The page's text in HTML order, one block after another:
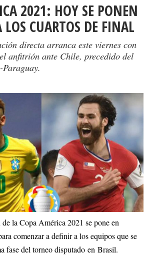
2021: HOY SE PONEN
CUARTOS DE FINAL
directa arranca este viernes con
anfitrión ante Chile, precedido del
la Copa América 2021 se pone en
comenzar a definir a los equipos que se
fase del torneo disputado en Brasil.